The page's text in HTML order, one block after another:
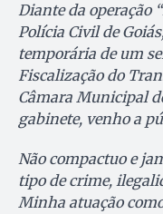
Diante da operação
Polícia Civil de
temporária de um
Fiscalização do
Câmara Municipal
gabinete, venho a
Não compactuo e
tipo de crime,
Minha atuação